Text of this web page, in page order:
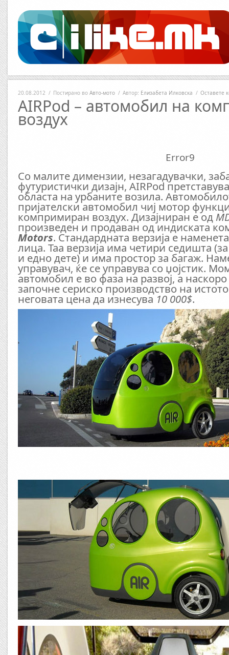
20.08.2012 / Постирано во Авто-мото / Автор: Елизабета Илковска / Оставете
АIRPod – автомобил на
воздух
Error9
Со малите димензии, незагадувачки,
футуристички дизајн, AIRPod
областа на урбаните возила.
пријателски автомобил чиј мотор
компримиран воздух. Дизајниран е од
произведен и продаван од индиската
Motors. Стандардната верзија е
лица. Таа верзија има четири седишта
и едно дете) и има простор за багаж.
управувач, ќе се управува со џојстик.
автомобил е во фаза на развој, а
започне сериско производство на
неговата цена да изнесува10 000$.